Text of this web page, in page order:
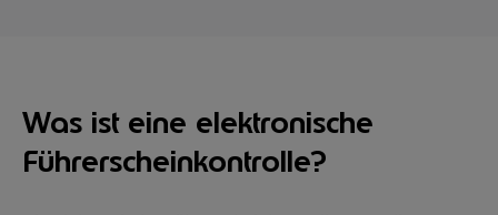
Was ist eine elektronische
Führerscheinkontrolle?